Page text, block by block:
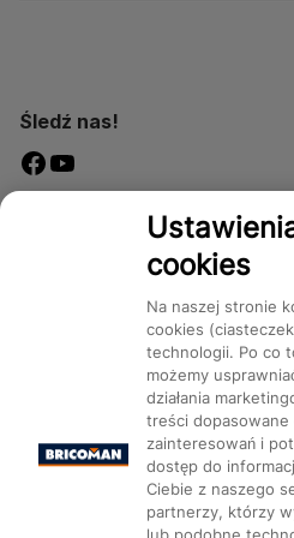
Śledź nas!
Dostępność
Kategorie Produkty
Ustawienia
cookies
Na naszej stronie
cookies
technologii. Po co
możemy
działania
treści dopasowane
zainteresowań i
dostęp do
Ciebie z naszego
partnerzy, którzy